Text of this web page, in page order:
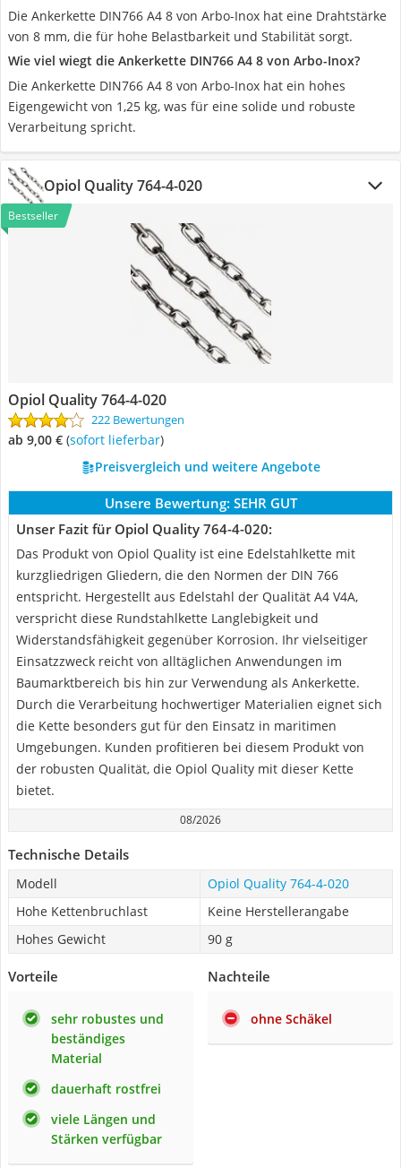
Die Ankerkette DIN766 A4 8 von Arbo-Inox hat eine Drahtstärke
von 8 mm, die für hohe Belastbarkeit und Stabilität sorgt.
Wie viel wiegt die Ankerkette DIN766 A4 8 von Arbo-Inox?
Die Ankerkette DIN766 A4 8 von Arbo-Inox hat ein hohes
Eigengewicht von 1,25 kg, was für eine solide und robuste
Verarbeitung spricht.
‎Opiol Quality ‎764-4-020
Bestseller
‎Opiol Quality ‎764-4-020
222 Bewertungen
ab 9,00 € ( Sofort lieferbar)
Preisvergleich und weitere Angebote
Unsere Bewertung: SEHR GUT
Unser Fazit für ‎Opiol Quality ‎764-4-020:
Das Produkt von Opiol Quality ist eine Edelstahlkette mit
kurzgliedrigen Gliedern, die den Normen der DIN 766
entspricht. Hergestellt aus Edelstahl der Qualität A4 V4A,
verspricht diese Rundstahlkette Langlebigkeit und
Widerstandsfähigkeit gegenüber Korrosion. Ihr vielseitiger
Einsatzzweck reicht von alltäglichen Anwendungen im
Baumarktbereich bis hin zur Verwendung als Ankerkette.
Durch die Verarbeitung hochwertiger Materialien eignet sich
die Kette besonders gut für den Einsatz in maritimen
Umgebungen. Kunden profitieren bei diesem Produkt von
der robusten Qualität, die Opiol Quality mit dieser Kette
bietet.
08/2026
Technische Details
Modell
‎Opiol Quality ‎764-4-020
Hohe Kettenbruchlast
Keine Herstellerangabe
Hohes Gewicht
90 g
Vorteile
sehr robustes und
beständiges
Material
dauerhaft rostfrei
viele Längen und
Stärken verfügbar
Nachteile
ohne Schäkel